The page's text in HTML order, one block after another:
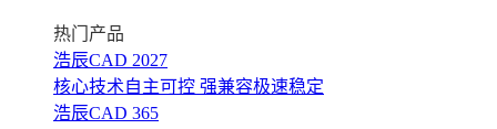
热门产品
浩辰CAD 2027
核心技术自主可控 强兼容极速稳定
浩辰CAD 365